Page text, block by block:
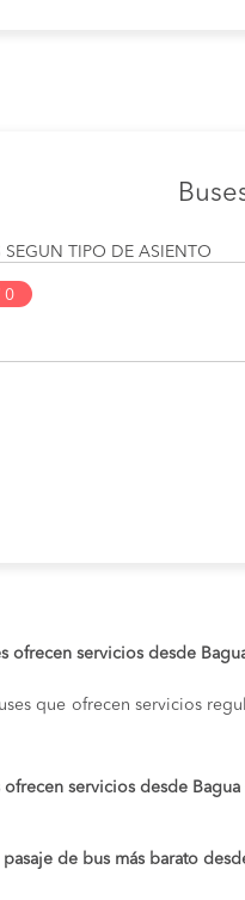
SEGUN TIPO DE ASIENTO
0
ofrecen servicios desde
que ofrecen servicios
ofrecen servicios desde Bagua
de bus más barato